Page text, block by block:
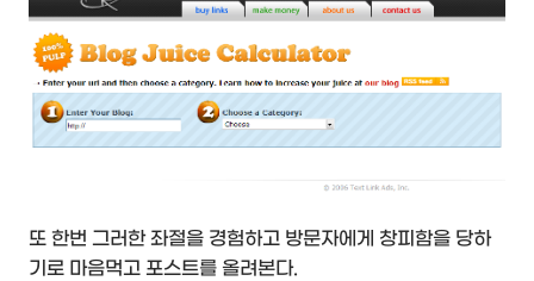
또 한번 그러한 좌절을 경험하고 방문자에게 창피함을 당하
기로 마음먹고 포스트를 올려본다.